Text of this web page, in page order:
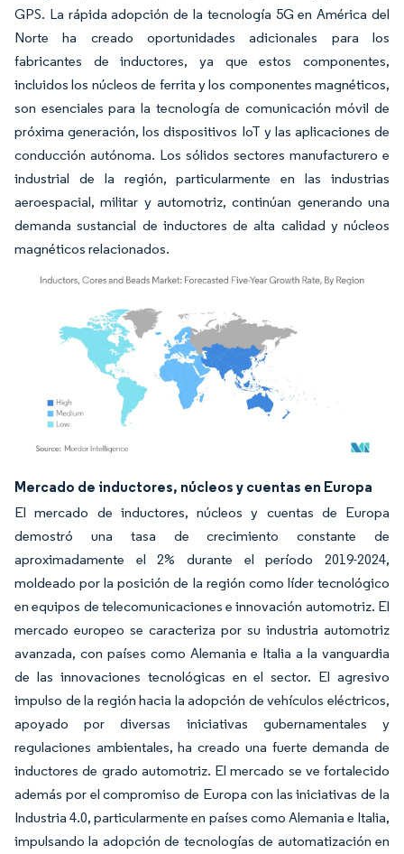
GPS. La rápida adopción de la tecnología 5G en América del
Norte ha creado oportunidades adicionales para los
fabricantes de inductores, ya que estos componentes,
incluidos los núcleos de ferrita y los componentes magnéticos,
son esenciales para la tecnología de comunicación móvil de
próxima generación, los dispositivos IoT y las aplicaciones de
conducción autónoma. Los sólidos sectores manufacturero e
industrial de la región, particularmente en las industrias
aeroespacial, militar y automotriz, continúan generando una
demanda sustancial de inductores de alta calidad y núcleos
magnéticos relacionados.
Imagen © Mordor Intelligence. El uso requiere atribución según CC BY 4.0.
Mercado de inductores, núcleos y cuentas en Europa
El mercado de inductores, núcleos y cuentas de Europa
demostró una tasa de crecimiento constante de
aproximadamente el 2% durante el período 2019-2024,
moldeado por la posición de la región como líder tecnológico
en equipos de telecomunicaciones e innovación automotriz. El
mercado europeo se caracteriza por su industria automotriz
avanzada, con países como Alemania e Italia a la vanguardia
de las innovaciones tecnológicas en el sector. El agresivo
impulso de la región hacia la adopción de vehículos eléctricos,
apoyado por diversas iniciativas gubernamentales y
regulaciones ambientales, ha creado una fuerte demanda de
inductores de grado automotriz. El mercado se ve fortalecido
además por el compromiso de Europa con las iniciativas de la
Industria 4.0, particularmente en países como Alemania e Italia,
impulsando la adopción de tecnologías de automatización en